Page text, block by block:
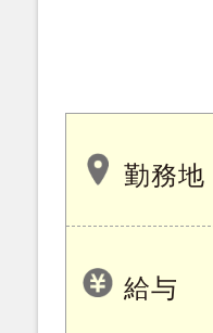
勤務地
給与